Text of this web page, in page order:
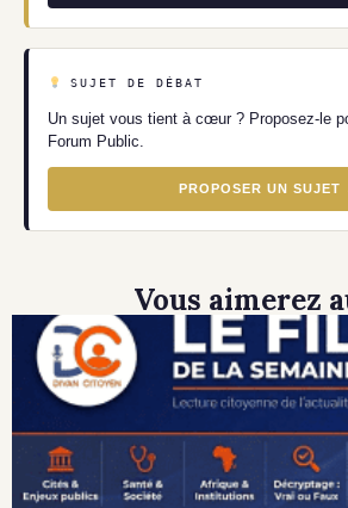
SUJET DE DÉBAT
Un sujet vous tient à cœur ? Proposez-le
Forum Public.
PROPOSER UN SUJET
Vous aimerez